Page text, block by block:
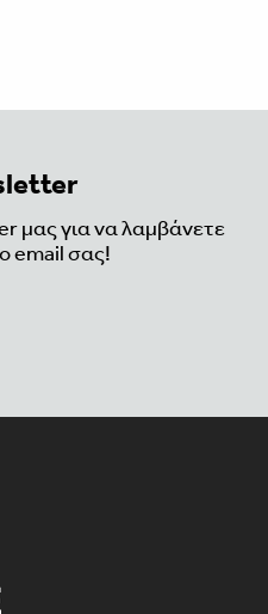
μας για να λαμβάνετε
email σας!